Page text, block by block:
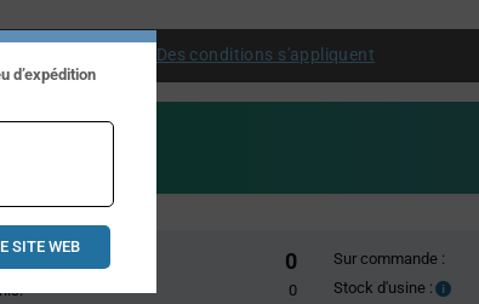
partir de 50 $ US. Des conditions s'appliquent
global 0
0
Sur commande :
Stock d'usine :
d’expédition
SITE WEB